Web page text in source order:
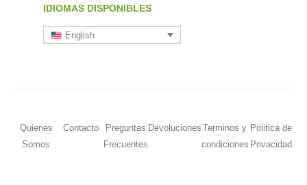
IDIOMAS DISPONIBLES
English
Quienes
Somos
Contacto
Preguntas
Frecuentes
Devoluciones Terminos y
condiciones
Politica de
Privacidad